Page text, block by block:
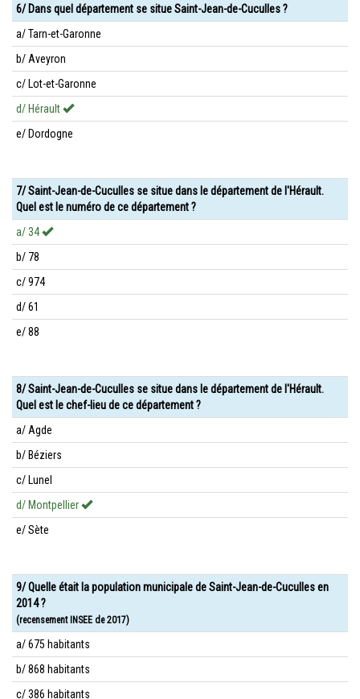
6/ Dans quel département se situe Saint-Jean-de-Cuculles ?
a/ Tarn-et-Garonne
b/ Aveyron
c/ Lot-et-Garonne
d/ Hérault
e/ Dordogne
7/ Saint-Jean-de-Cuculles se situe dans le département de l'Hérault.
Quel est le numéro de ce département ?
a/ 34
b/ 78
c/ 974
d/ 61
e/ 88
8/ Saint-Jean-de-Cuculles se situe dans le département de l'Hérault.
Quel est le chef-lieu de ce département ?
a/ Agde
b/ Béziers
c/ Lunel
d/ Montpellier
e/ Sète
9/ Quelle était la population municipale de Saint-Jean-de-Cuculles en
2014 ?
(recensement INSEE de 2017)
a/ 675 habitants
b/ 868 habitants
c/ 386 habitants